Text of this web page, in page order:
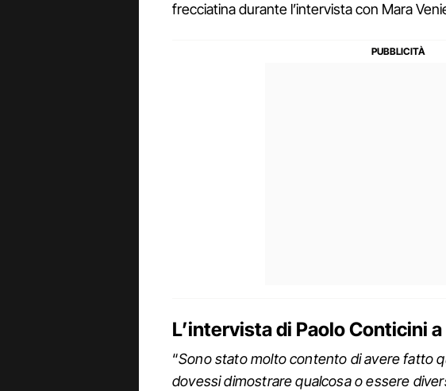
frecciatina durante l’intervista con Mara
L’intervista di Paolo Conticini
“Sono stato molto contento di avere fatto
dovessi dimostrare qualcosa o essere